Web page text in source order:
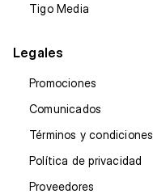
Tigo Media
Legales
Promociones
Comunicados
Términos y condiciones
Política de privacidad
Proveedores